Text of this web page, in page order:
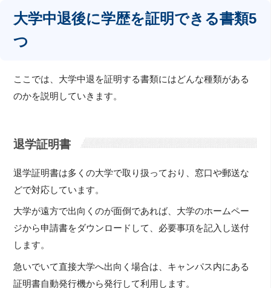
大学中退後に学歴を証明できる書類5
つ
ここでは、大学中退を証明する書類にはどんな種類がある
のかを説明していきます。
退学証明書
退学証明書は多くの大学で取り扱っており、窓口や郵送な
どで対応しています。
大学が遠方で出向くのが面倒であれば、大学のホームペー
ジから申請書をダウンロードして、必要事項を記入し送付
します。
急いでいて直接大学へ出向く場合は、キャンパス内にある
証明書自動発行機から発行して利用します。